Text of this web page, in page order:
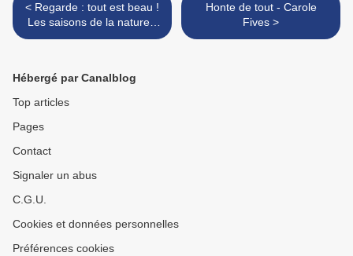
< Regarde : tout est beau !
Les saisons de la nature -
Nicola Davies et Mark
Honte de tout - Carole
Fives >
Hébergé par Canalblog
Top articles
Pages
Contact
Signaler un abus
C.G.U.
Cookies et données personnelles
Préférences cookies